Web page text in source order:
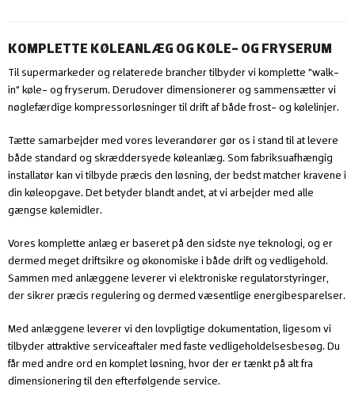
KOMPLETTE KØLEANLÆG OG KØLE- OG FRYSERUM
Til supermarkeder og relaterede brancher tilbyder vi komplette ”walk-
in” køle- og fryserum. Derudover dimensionerer og sammensætter vi
nøglefærdige kompressorløsninger til drift af både frost- og kølelinjer.
Tætte samarbejder med vores leverandører gør os i stand til at levere
både standard og skræddersyede køleanlæg. Som fabriksuafhængig
installatør kan vi tilbyde præcis den løsning, der bedst matcher kravene i
din køleopgave. Det betyder blandt andet, at vi arbejder med alle
gængse kølemidler.
Vores komplette anlæg er baseret på den sidste nye teknologi, og er
dermed meget driftsikre og økonomiske i både drift og vedligehold.
Sammen med anlæggene leverer vi elektroniske regulatorstyringer,
der sikrer præcis regulering og dermed væsentlige energibesparelser.
Med anlæggene leverer vi den lovpligtige dokumentation, ligesom vi
tilbyder attraktive serviceaftaler med faste vedligeholdelsesbesøg. Du
får med andre ord en komplet løsning, hvor der er tænkt på alt fra
dimensionering til den efterfølgende service.